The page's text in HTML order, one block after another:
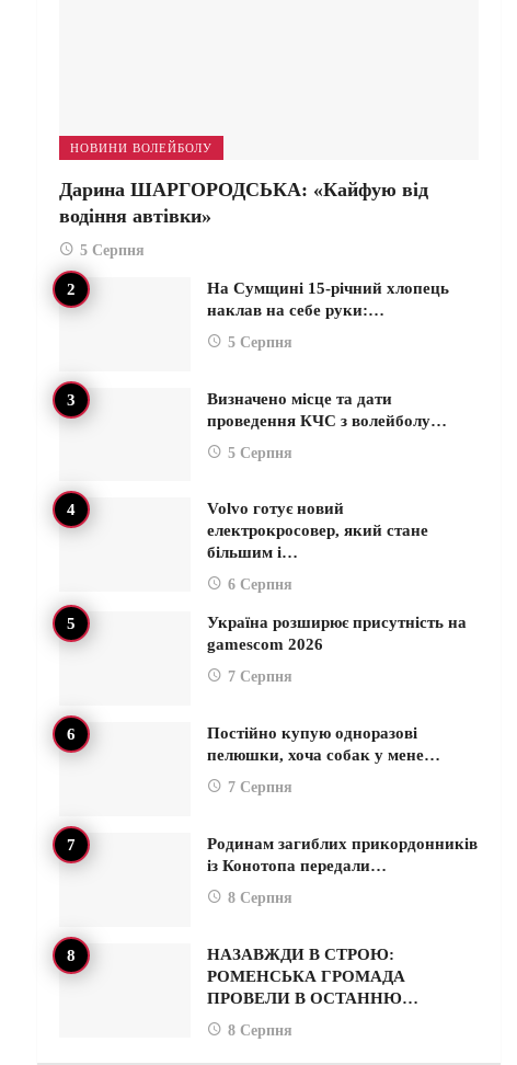
НОВИНИ ВОЛЕЙБОЛУ
Дарина ШАРГОРОДСЬКА: «Кайфую від
водіння автівки»
5 Серпня
На Сумщині 15-річний хлопець
наклав на себе руки:…
5 Серпня
Визначено місце та дати
проведення КЧС з волейболу…
5 Серпня
Volvo готує новий
електрокросовер, який стане
більшим і…
6 Серпня
Україна розширює присутність на
gamescom 2026
7 Серпня
Постійно купую одноразові
пелюшки, хоча собак у мене…
7 Серпня
Родинам загиблих прикордонників
із Конотопа передали…
8 Серпня
НАЗАВЖДИ В СТРОЮ:
РОМЕНСЬКА ГРОМАДА
ПРОВЕЛИ В ОСТАННЮ…
8 Серпня